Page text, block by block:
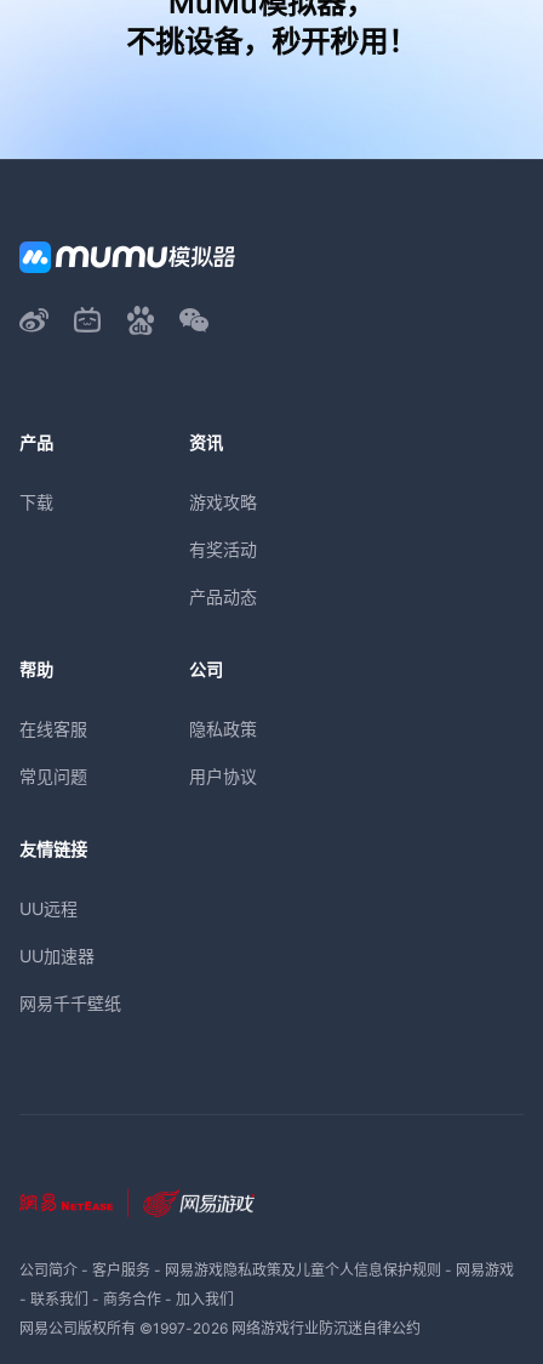
不挑设备，秒开秒用！
产品
下载
资讯
游戏攻略
有奖活动
产品动态
帮助
在线客服
常见问题
公司
隐私政策
用户协议
友情链接
UU远程
UU加速器
网易千千壁纸
公司简介- 客户服务- 网易游戏隐私政策及儿童个人信息保护规则 - 网易游戏
- 联系我们 - 商务合作- 加入我们
网易公司版权所有 ©1997-2026 网络游戏行业防沉迷自律公约